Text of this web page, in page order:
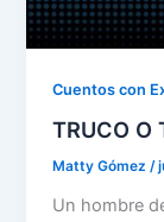
Cuentos con
TRUCO O
Matty Gómez/
Un hombre